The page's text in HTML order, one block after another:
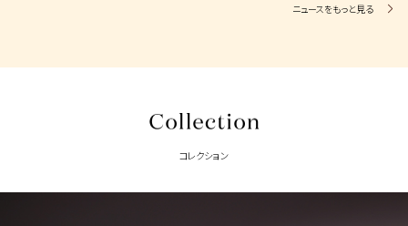
ニュースをもっと見る
コレクション